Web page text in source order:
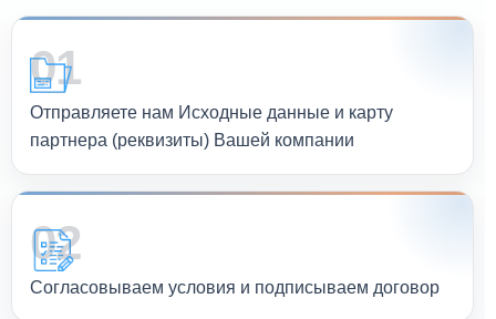
01
Отправляете нам Исходные данные и карту
партнера (реквизиты) Вашей компании
02
Согласовываем условия и подписываем договор